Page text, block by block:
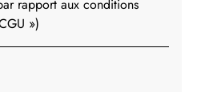
rapport aux conditions
»)